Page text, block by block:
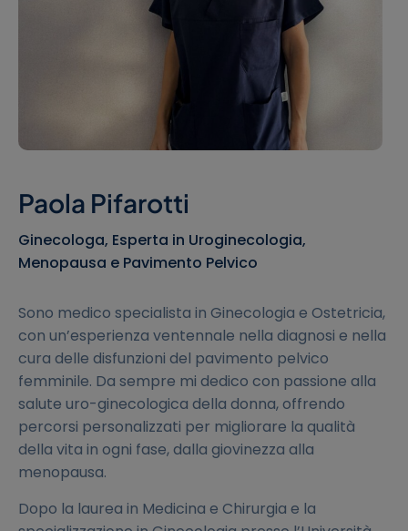
Paola Pifarotti
Ginecologa, Esperta in Uroginecologia,
Menopausa e Pavimento Pelvico
Sono medico specialista in Ginecologia e Ostetricia,
con un’esperienza ventennale nella diagnosi e nella
cura delle disfunzioni del pavimento pelvico
femminile. Da sempre mi dedico con passione alla
salute uro-ginecologica della donna, offrendo
percorsi personalizzati per migliorare la qualità
della vita in ogni fase, dalla giovinezza alla
menopausa.
Dopo la laurea in Medicina e Chirurgia e la